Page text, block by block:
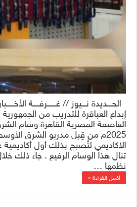
الحـــديدة نـــيوز // غــــــرفــــة
إبداع العباقرة للتدريب من
العاصمة المصرية القاهرة وسام
2025م من قِبل مدربو الشرق
الاكاديمي لتُصبح بذلك أول أكاديمية
تنال هذا الوسام الرفيع . جاء ذلك
نظمها …
أكمل القراءة »